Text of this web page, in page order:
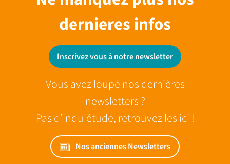
dernieres infos
Inscrivez vous à notre newsletter
Vous avez loupé nos dernières
newsletters ?
Pas d’inquiétude, retrouvez les ici !
Nos anciennes Newsletters